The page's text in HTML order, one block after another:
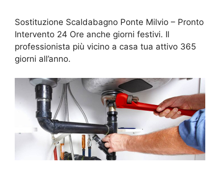
Sostituzione Scaldabagno Ponte Milvio – Pronto
Intervento 24 Ore anche giorni festivi. Il
professionista più vicino a casa tua attivo 365
giorni all’anno.